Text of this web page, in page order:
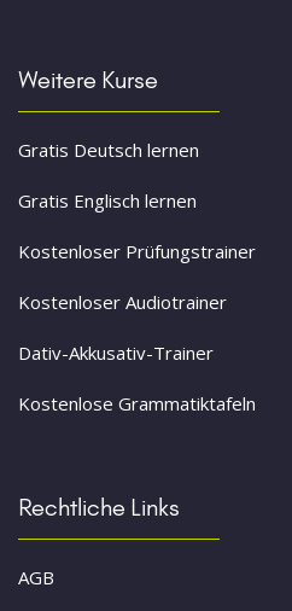
Weitere Kurse
Gratis Deutsch lernen
Gratis Englisch lernen
Kostenloser Prüfungstrainer
Kostenloser Audiotrainer
Dativ-Akkusativ-Trainer
Kostenlose Grammatiktafeln
Rechtliche Links
AGB